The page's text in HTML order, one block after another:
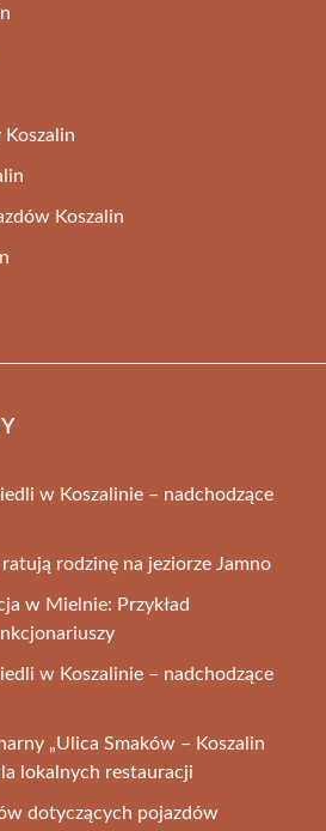
Koszalin
Koszalin
w Koszalinie – nadchodzące
rodzinę na jeziorze Jamno
w Mielnie: Przykład
w Koszalinie – nadchodzące
„Ulica Smaków – Koszalin
lokalnych restauracji
dotyczących pojazdów